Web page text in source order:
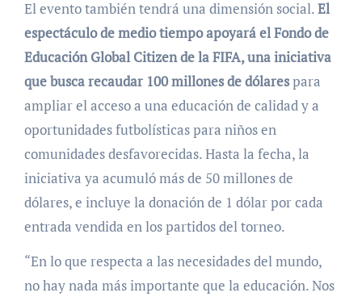
El evento también tendrá una dimensión social.El
espectáculo de medio tiempo apoyará el Fondo de
Educación Global Citizen de la FIFA, una iniciativa
que busca recaudar 100 millones de dólarespara
ampliar el acceso a una educación de calidad y a
oportunidades futbolísticas para niños en
comunidades desfavorecidas. Hasta la fecha, la
iniciativa ya acumuló más de 50 millones de
dólares, e incluye la donación de 1 dólar por cada
entrada vendida en los partidos del torneo.
“En lo que respecta a las necesidades del mundo,
no hay nada más importante que la educación. Nos